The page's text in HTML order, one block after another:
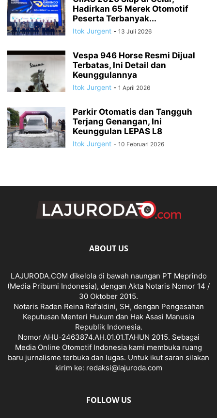
Hadirkan 65 Merek Otomotif
Peserta Terbanyak...
Itok Jurgent - 13 Juli 2026
Vespa 946 Horse Resmi Dijual
Terbatas, Ini Detail dan
Keunggulannya
Itok Jurgent - 1 April 2026
Parkir Otomatis dan Tangguh
Terjang Genangan, Ini
Keunggulan LEPAS L8
Itok Jurgent - 10 Februari 2026
ABOUT US
LAJURODA.COM dikelola di bawah naungan PT Meprindo
(Media Pribumi Indonesia), dengan Akta Notaris Nomor 14 /
30 Oktober 2015.
Notaris Raden Reina Raf’aldini, SH, dengan Pengesahan
Keputusan Menteri Hukum dan Hak Asasi Manusia
Republik Indonesia.
Nomor AHU-2463874.AH.01.01.TAHUN 2015. Sebagai
Media Online Otomotif Indonesia kami membuka ruang
baru jurnalisme terbuka dan lugas. Untuk ikut saran silakan
kirim ke: redaksi@lajuroda.com
FOLLOW US